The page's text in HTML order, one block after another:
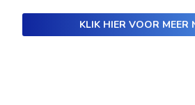
KLIK HIER VOOR MEER